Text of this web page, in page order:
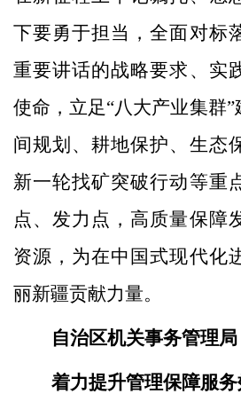
下要勇于担当，全面对标
重要讲话的战略要求、实
使命，立足“八大产业集群
间规划、耕地保护、生态
新一轮找矿突破行动等重
点、发力点，高质量保障
资源，为在中国式现代化
丽新疆贡献力量。
自治区机关事务管理局
着力提升管理保障服